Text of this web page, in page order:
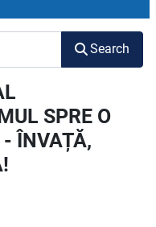
Search
SPRE O
- ÎNVAȚĂ,